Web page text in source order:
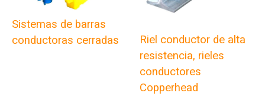
Sistemas de barras
conductoras cerradas
Riel conductor de alta
resistencia, rieles
conductores
Copperhead